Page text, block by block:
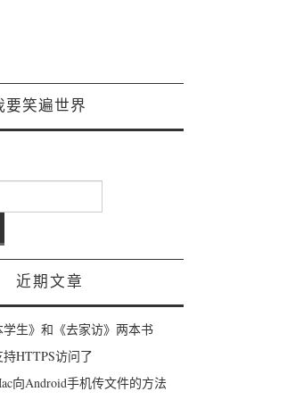
要笑遍世界
近期文章
生》和《去家访》两本书
HTTPS访问了
向Android手机传文件的方法